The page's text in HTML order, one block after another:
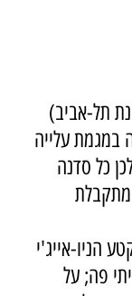
תל-אביב)
במגמת עלייה
לכן כל סדנה
מתקבלת
הניו-אייג'י
פה; על